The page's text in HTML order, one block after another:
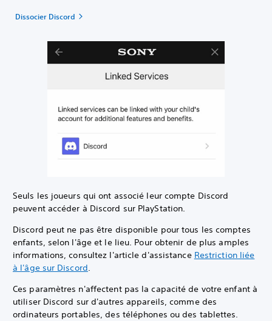
Dissocier Discord
Seuls les joueurs qui ont associé leur compte Discord
peuvent accéder à Discord sur PlayStation.
Discord peut ne pas être disponible pour tous les comptes
enfants, selon l'âge et le lieu. Pour obtenir de plus amples
informations, consultez l'article d'assistance Restriction liée
à l'âge sur Discord.
Ces paramètres n'affectent pas la capacité de votre enfant à
utiliser Discord sur d'autres appareils, comme des
ordinateurs portables, des téléphones ou des tablettes.